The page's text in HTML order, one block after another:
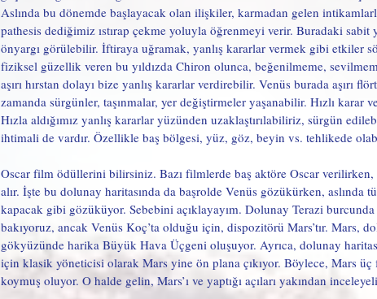
Aslında bu dönemde başlayacak olan ilişkiler, karmadan gelen
pathesis dediğimiz ıstırap çekme yoluyla öğrenmeyi verir. Buradaki sabit
önyargı görülebilir. İftiraya uğramak, yanlış kararlar vermek gibi etkiler
fiziksel güzellik veren bu yıldızda Chiron olunca, beğenilmeme,
aşırı hırstan dolayı bize yanlış kararlar verdirebilir. Venüs burada aşırı
zamanda sürgünler, taşınmalar, yer değiştirmeler yaşanabilir. Hızlı
Hızla aldığımız yanlış kararlar yüzünden uzaklaştırılabiliriz, sürgün
ihtimali de vardır. Özellikle baş bölgesi, yüz, göz, beyin vs. tehlikede
Oscar film ödüllerini bilirsiniz. Bazı filmlerde baş aktöre Oscar verilirken,
alır. İşte bu dolunay haritasında da başrolde Venüs gözükürken, aslında
kapacak gibi gözüküyor. Sebebini açıklayayım. Dolunay Terazi
bakıyoruz, ancak Venüs Koç’ta olduğu için, dispozitörü Mars’tır. Mars,
gökyüzünde harika Büyük Hava Üçgeni oluşuyor. Ayrıca, dolunay
için klasik yöneticisi olarak Mars yine ön plana çıkıyor. Böylece, Mars
koymuş oluyor. O halde gelin, Mars’ı ve yaptığı açıları yakından